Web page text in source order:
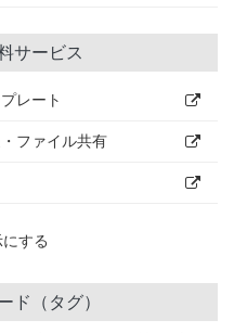
サービス
レート
ファイル共有
する
ド（タグ）